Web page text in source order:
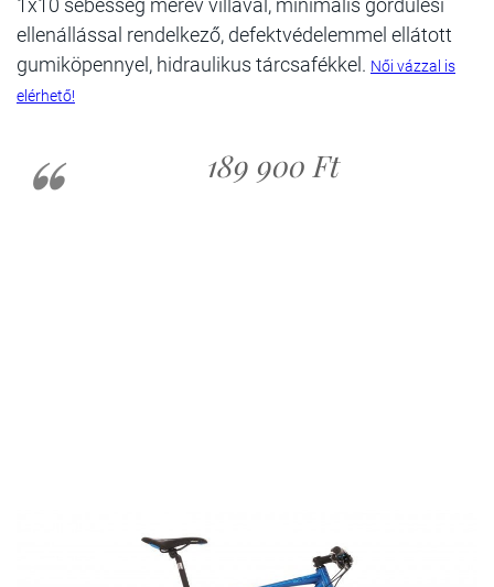
1x10 sebesség merev villával, minimális gördülési
ellenállással rendelkező, defektvédelemmel ellátott
gumiköpennyel, hidraulikus tárcsafékkel. Női vázzal is
elérhető!
189 900 Ft